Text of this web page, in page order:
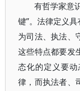
有哲学家意
键”。法律定义
为司法、执法、
这些特点都要发
态化的定义要
律，而执法者、